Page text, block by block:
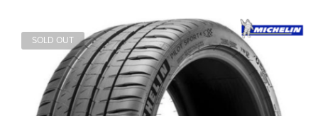
SOLD OUT